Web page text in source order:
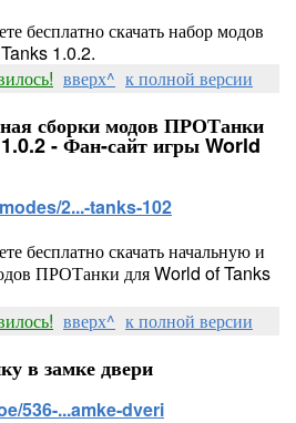
бесплатно скачать набор модов
1.0.2.
вверх^ к полной версии
сборки модов ПРОТанки
- Фан-сайт игры World
2...-tanks-102
бесплатно скачать начальную и
ПРОТанки для World of Tanks
вверх^ к полной версии
в замке двери
536-...amke-dveri